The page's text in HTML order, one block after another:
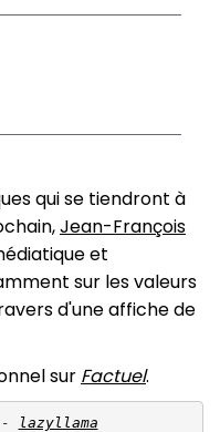
qui se tiendront à
Jean-François
et
sur les valeurs
d'une affiche de
sur Factuel.
- lazyllama